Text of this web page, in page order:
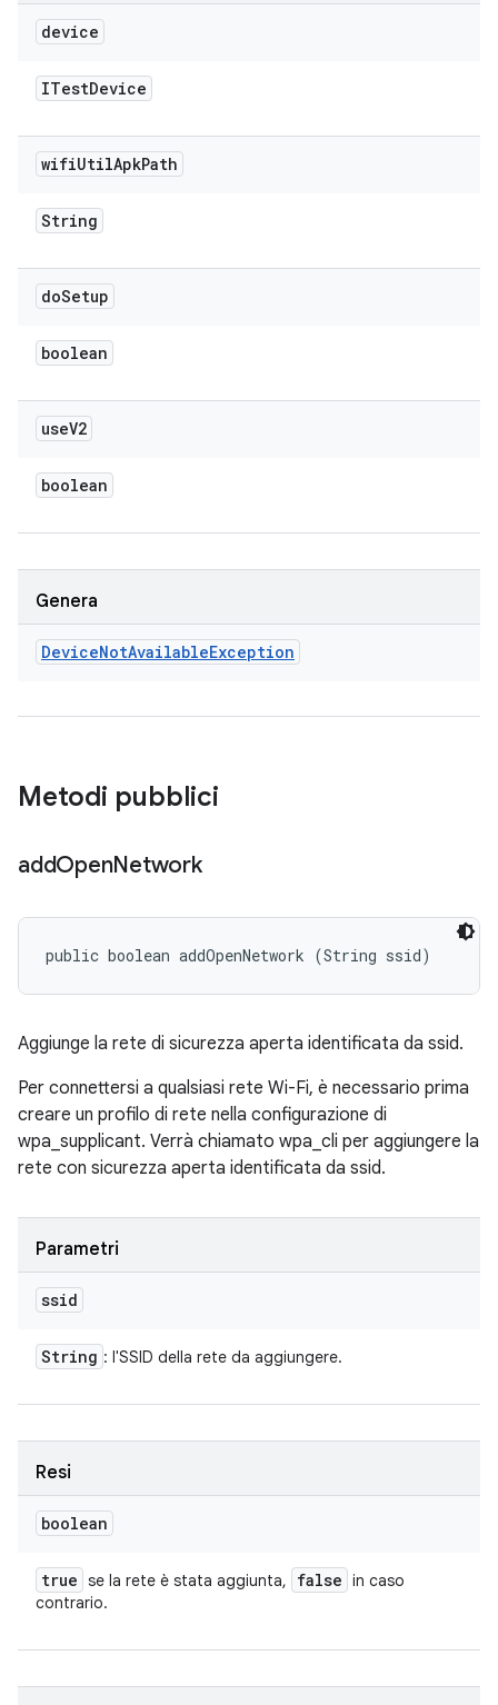
device
ITestDevice
wifiUtilApkPath
String
doSetup
boolean
useV2
boolean
Genera
DeviceNotAvailableException
Metodi pubblici
addOpenNetwork
public boolean addOpenNetwork (String ssid)
Aggiunge la rete di sicurezza aperta identificata da ssid.
Per connettersi a qualsiasi rete Wi-Fi, è necessario prima
creare un profilo di rete nella configurazione di
wpa_supplicant. Verrà chiamato wpa_cli per aggiungere la
rete con sicurezza aperta identificata da ssid.
Parametri
ssid
String : l'SSID della rete da aggiungere.
Resi
boolean
true se la rete è stata aggiunta, false in caso
contrario.